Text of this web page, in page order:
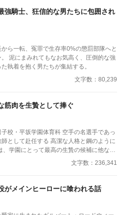
強騎士、狂信的な男たちに包囲され
ら一転、冤罪で生存率0%の懲罰部隊へと
泥にまみれてもなお気高く、圧倒的な強
執着を抱く男たちが集結する。
文字数：80,239
筋肉を生贄として捧ぐ
学園体育科 空手の名選手であっ
る 高潔な人格と鋼のように
水”、“風”、“土”の信奉者達が暗躍する 意
クファンタジー
文字数：236,341
がメインヒーローに喰われる話